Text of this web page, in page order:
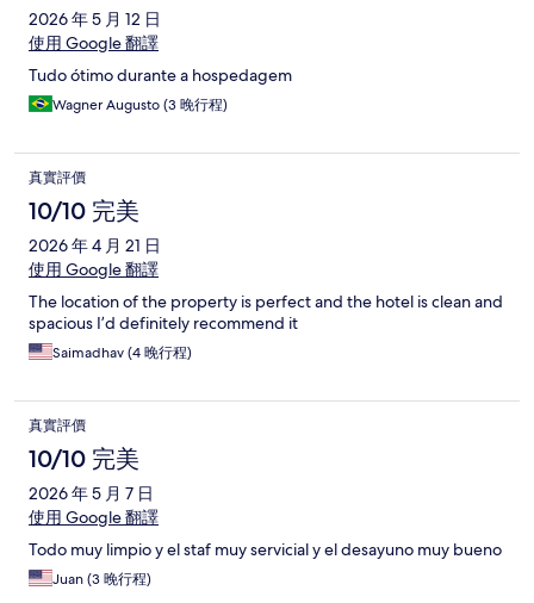
2026 年 5 月 12 日
使用 Google 翻譯
Tudo ótimo durante a hospedagem
Wagner Augusto (3 晚行程)
真實評價
10/10 完美
2026 年 4 月 21 日
使用 Google 翻譯
The location of the property is perfect and the hotel is clean and
spacious I’d definitely recommend it
Saimadhav (4 晚行程)
真實評價
10/10 完美
2026 年 5 月 7 日
使用 Google 翻譯
Todo muy limpio y el staf muy servicial y el desayuno muy bueno
Juan (3 晚行程)